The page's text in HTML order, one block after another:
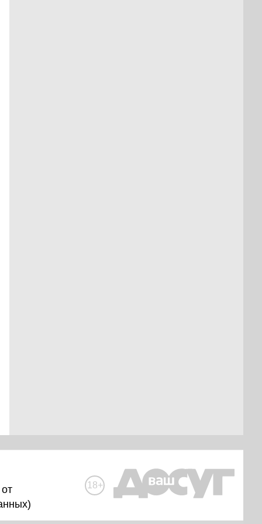
)
18+